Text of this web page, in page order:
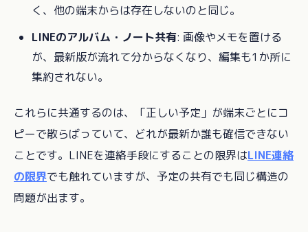
く、他の端末からは存在しないのと同じ。
LINEのアルバム・ノート共有: 画像やメモを置ける
が、最新版が流れて分からなくなり、編集も1か所に
集約されない。
これらに共通するのは、「正しい予定」が端末ごとにコ
ピーで散らばっていて、どれが最新か誰も確信できない
ことです。LINEを連絡手段にすることの限界はLINE連絡
の限界でも触れていますが、予定の共有でも同じ構造の
問題が出ます。